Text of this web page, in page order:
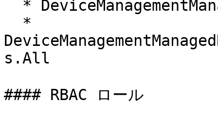
s.All
#### RBAC ロール